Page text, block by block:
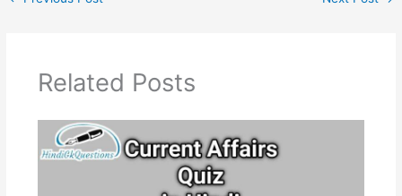
Related Posts